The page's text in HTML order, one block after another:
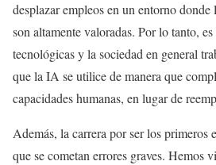
desplazar empleos en un entorno
son altamente valoradas. Por lo tanto,
tecnológicas y la sociedad en general
que la IA se utilice de manera que
capacidades humanas, en lugar de
Además, la carrera por ser los primeros
que se cometan errores graves. Hemos